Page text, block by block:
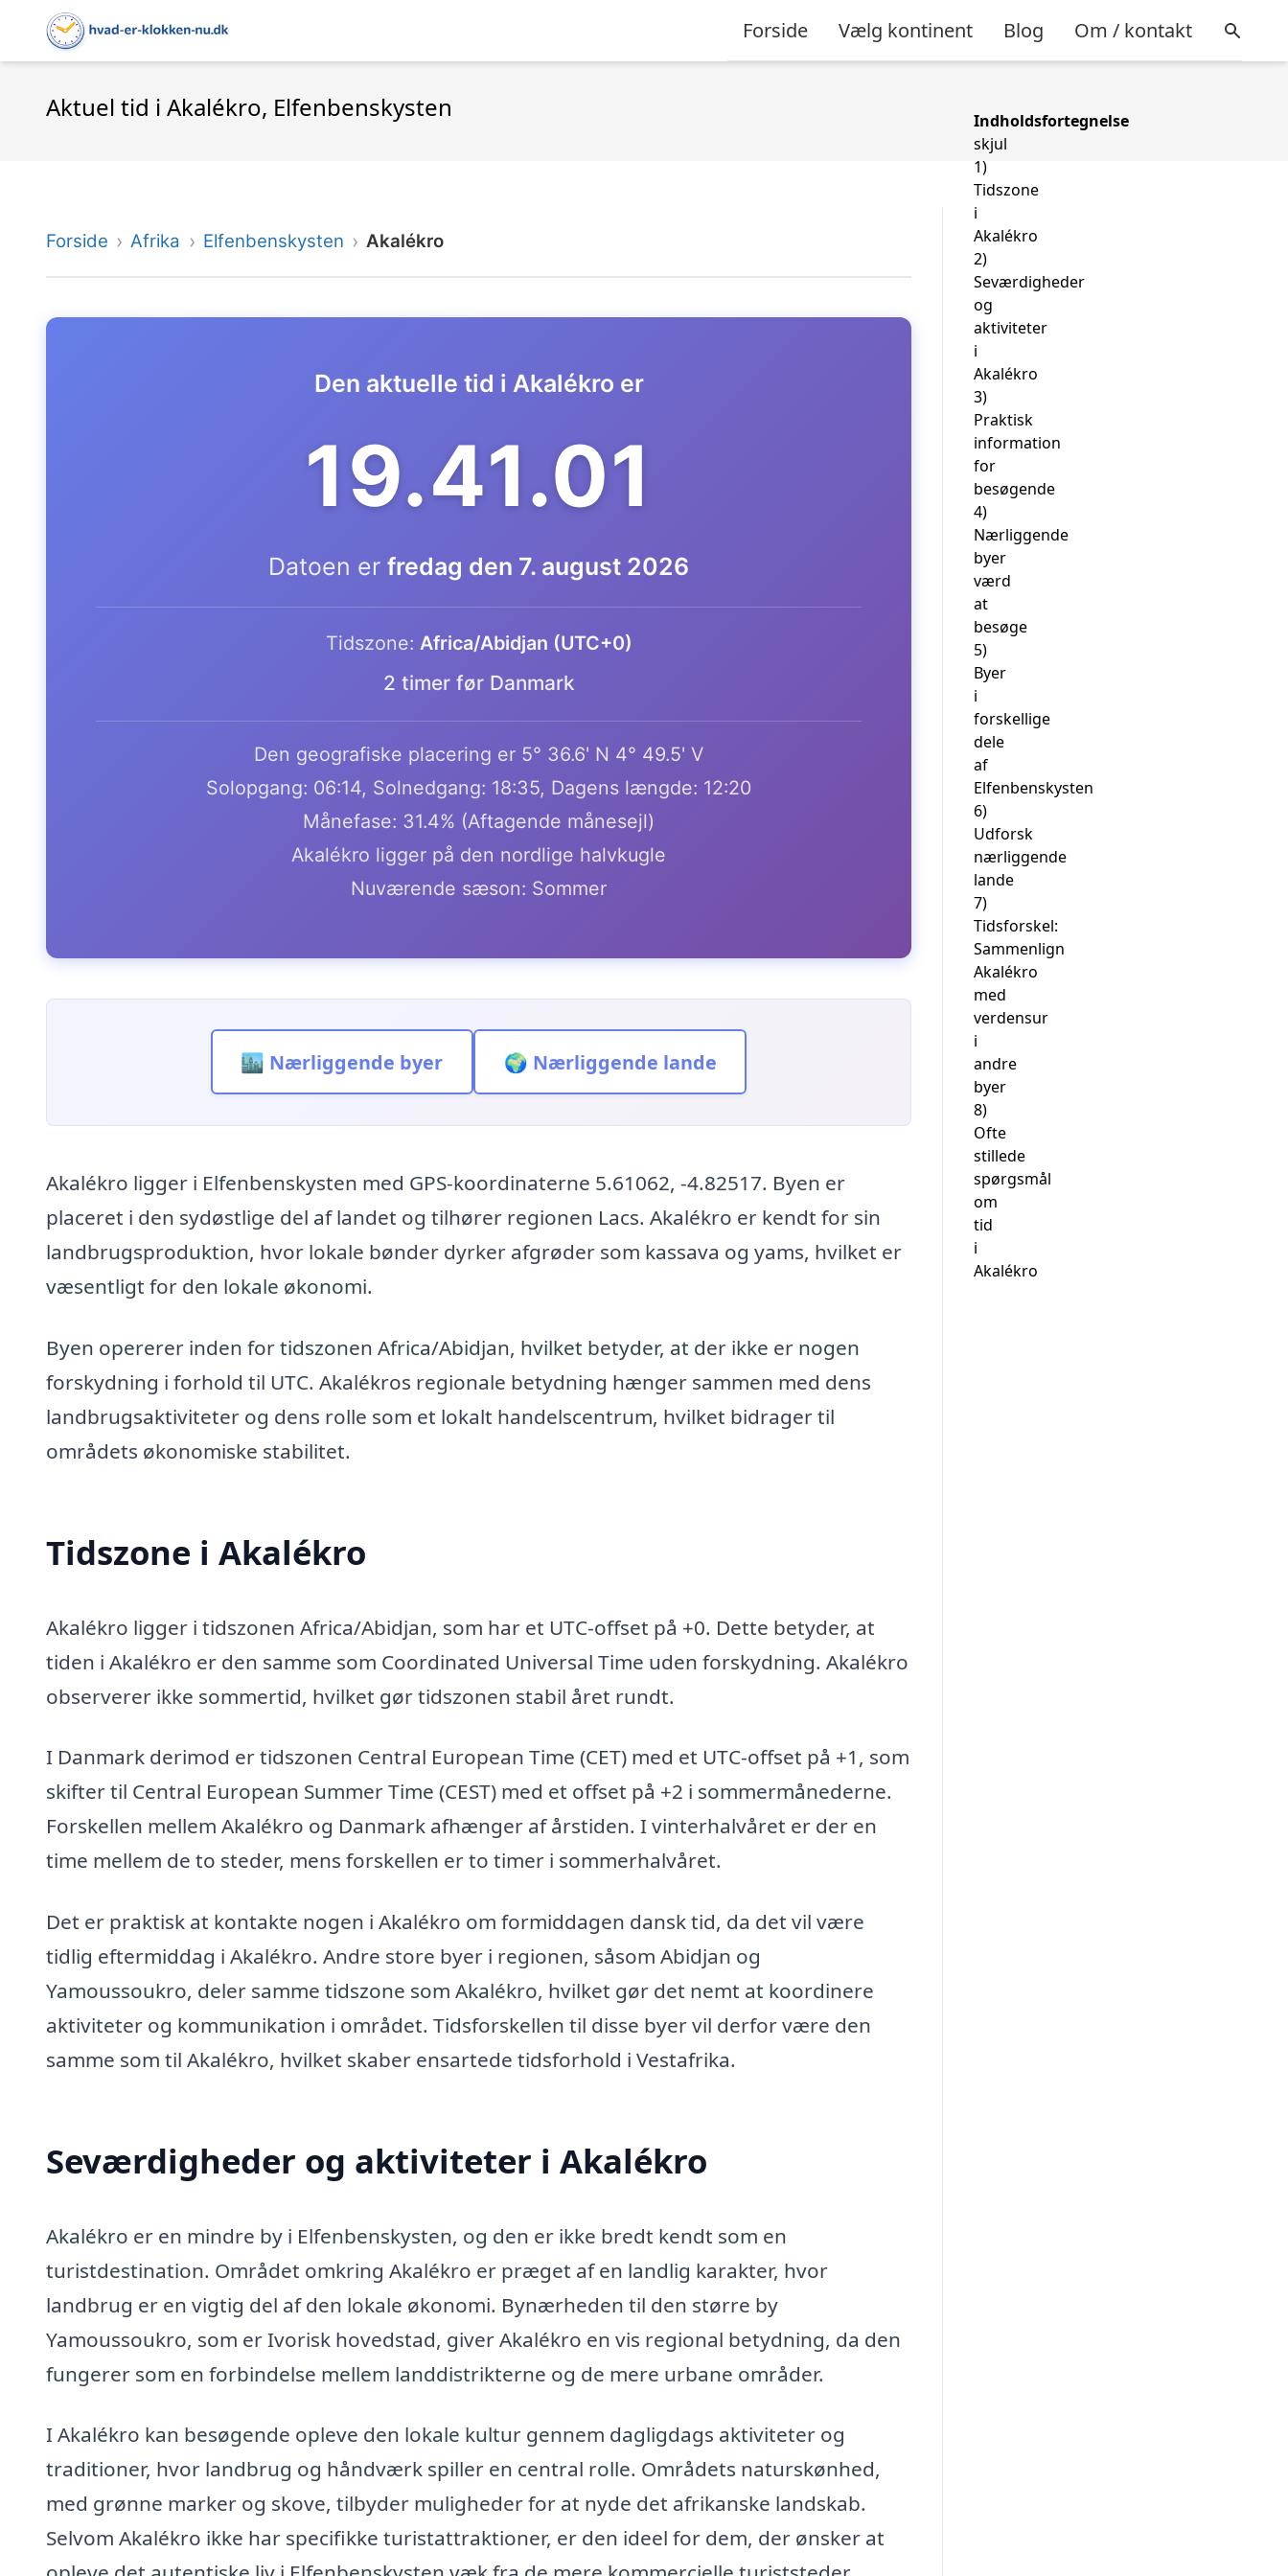
Forside Vælg kontinent Blog Om / kontakt
Aktuel tid i Akalékro, Elfenbenskysten
Forside Afrika Elfenbenskysten Akalékro
Den aktuelle tid i Akalékro er
19.41.02
Datoen er fredag den 7. august 2026
Tidszone: Africa/Abidjan (UTC+0)
2 timer før Danmark
Den geografiske placering er 5° 36.6' N 4° 49.5' V
Solopgang: 06:14, Solnedgang: 18:35, Dagens længde: 12:20
Månefase: 31.4% (Aftagende månesejl)
Akalékro ligger på den nordlige halvkugle
Nuværende sæson: Sommer
🏙️ Nærliggende byer 🌍 Nærliggende lande
Akalékro ligger i Elfenbenskysten med GPS-koordinaterne 5.61062, -4.82517. Byen er
placeret i den sydøstlige del af landet og tilhører regionen Lacs. Akalékro er kendt for sin
landbrugsproduktion, hvor lokale bønder dyrker afgrøder som kassava og yams, hvilket er
væsentligt for den lokale økonomi.
Byen opererer inden for tidszonen Africa/Abidjan, hvilket betyder, at der ikke er nogen
forskydning i forhold til UTC. Akalékros regionale betydning hænger sammen med dens
landbrugsaktiviteter og dens rolle som et lokalt handelscentrum, hvilket bidrager til
områdets økonomiske stabilitet.
Tidszone i Akalékro
Akalékro ligger i tidszonen Africa/Abidjan, som har et UTC-offset på +0. Dette betyder, at
tiden i Akalékro er den samme som Coordinated Universal Time uden forskydning. Akalékro
observerer ikke sommertid, hvilket gør tidszonen stabil året rundt.
I Danmark derimod er tidszonen Central European Time (CET) med et UTC-offset på +1, som
skifter til Central European Summer Time (CEST) med et offset på +2 i sommermånederne.
Forskellen mellem Akalékro og Danmark afhænger af årstiden. I vinterhalvåret er der en
time mellem de to steder, mens forskellen er to timer i sommerhalvåret.
Det er praktisk at kontakte nogen i Akalékro om formiddagen dansk tid, da det vil være
tidlig eftermiddag i Akalékro. Andre store byer i regionen, såsom Abidjan og
Yamoussoukro, deler samme tidszone som Akalékro, hvilket gør det nemt at koordinere
aktiviteter og kommunikation i området. Tidsforskellen til disse byer vil derfor være den
samme som til Akalékro, hvilket skaber ensartede tidsforhold i Vestafrika.
Seværdigheder og aktiviteter i Akalékro
Akalékro er en mindre by i Elfenbenskysten, og den er ikke bredt kendt som en
turistdestination. Området omkring Akalékro er præget af en landlig karakter, hvor
landbrug er en vigtig del af den lokale økonomi. Bynærheden til den større by
Yamoussoukro, som er Ivorisk hovedstad, giver Akalékro en vis regional betydning, da den
fungerer som en forbindelse mellem landdistrikterne og de mere urbane områder.
I Akalékro kan besøgende opleve den lokale kultur gennem dagligdags aktiviteter og
traditioner, hvor landbrug og håndværk spiller en central rolle. Områdets naturskønhed,
med grønne marker og skove, tilbyder muligheder for at nyde det afrikanske landskab.
Selvom Akalékro ikke har specifikke turistattraktioner, er den ideel for dem, der ønsker at
Indholdsfortegnelse
skjul
1)
Tidszone
i
Akalékro
2)
Seværdigheder
og
aktiviteter
i
Akalékro
3)
Praktisk
information
for
besøgende
4)
Nærliggende
byer
værd
at
besøge
5)
Byer
i
forskellige
dele
af
Elfenbenskysten
6)
Udforsk
nærliggende
lande
7)
Tidsforskel:
Sammenlign
Akalékro
med
verdensur
i
andre
byer
8)
Ofte
stillede
spørgsmål
om
tid
i
Akalékro